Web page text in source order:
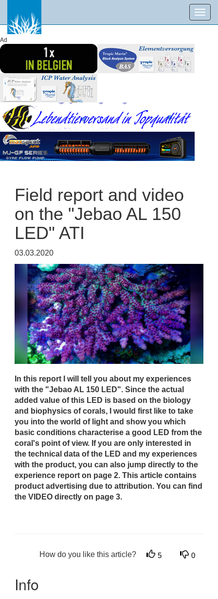
Ad
Field report and video
on the "Jebao AL 150
LED" ATI
03.03.2020
In this report I will tell you about my experiences
with the "Jebao AL 150 LED". Since the actual
added value of this LED is based on the biology
and biophysics of corals, I would first like to take
you into the world of light and show you which
basic conditions characterise a good LED from the
coral's point of view. If you are only interested in
the technical data of the LED and my experiences
with the product, you can also jump directly to the
experience report on page 2. This article contains
product advertising due to attribution. You can find
the VIDEO directly on page 3.
How do you like this article? 5 0
Info